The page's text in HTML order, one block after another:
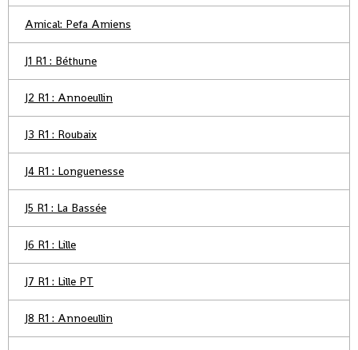
Amical: Pefa Amiens
J1 R1 : Béthune
J2 R1 : Annoeullin
J3 R1 : Roubaix
J4 R1 : Longuenesse
J5 R1 : La Bassée
J6 R1 : Lille
J7 R1 : Lille PT
J8 R1 : Annoeullin